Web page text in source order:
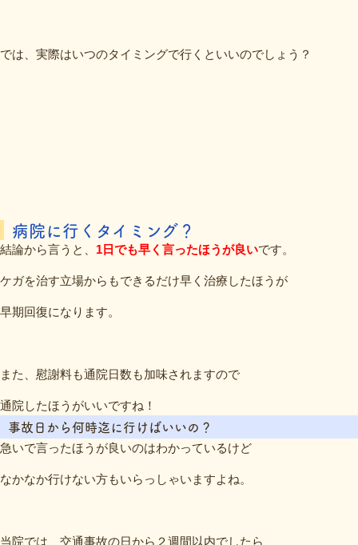
では、実際はいつのタイミングで行くといいのでしょう？
病院に行くタイミング？
結論から言うと、 1日でも早く言ったほうが良いです。
ケガを治す立場からもできるだけ早く治療したほうが
早期回復になります。
また、慰謝料も通院日数も加味されますので
通院したほうがいいですね！
事故日から何時迄に行けばいいの？
急いで言ったほうが良いのはわかっているけど
なかなか行けない方もいらっしゃいますよね。
当院では、交通事故の日から２週間以内でしたら